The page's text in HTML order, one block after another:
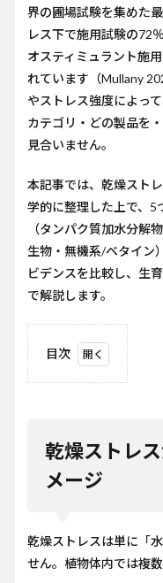
界の圃場試験を集めた
レス下で施用試験の72
オスティミュラント施
れています（Mullany
やストレス強度によっ
カテゴリ・どの製品を
見合いません。
本記事では、乾燥スト
学的に整理した上で、5
（タンパク質加水分解
生物・無機系/ベタイン
ビデンスを比較し、生
で解説します。
目次
が作
物に
もた
らす
2
バイ
乾燥ストレ
メージ
乾燥ストレスは単に「
せん。植物体内では複